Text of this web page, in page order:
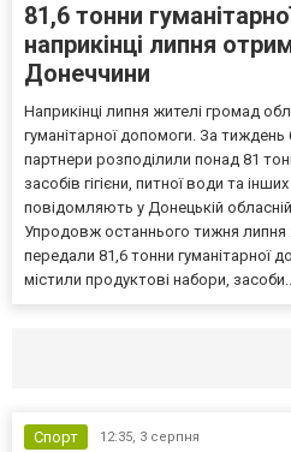
81,6 тонни
наприкінці липня
Донеччини
Наприкінці липня жителі громад
гуманітарної допомоги. За тиждень
партнери розподілили понад 81
засобів гігієни, питної води та
повідомляють у Донецькій обласній
Упродовж останнього тижня
передали 81,6 тонни гуманітарної
містили продуктові набори,
Спорт 12:35, 3 серпня